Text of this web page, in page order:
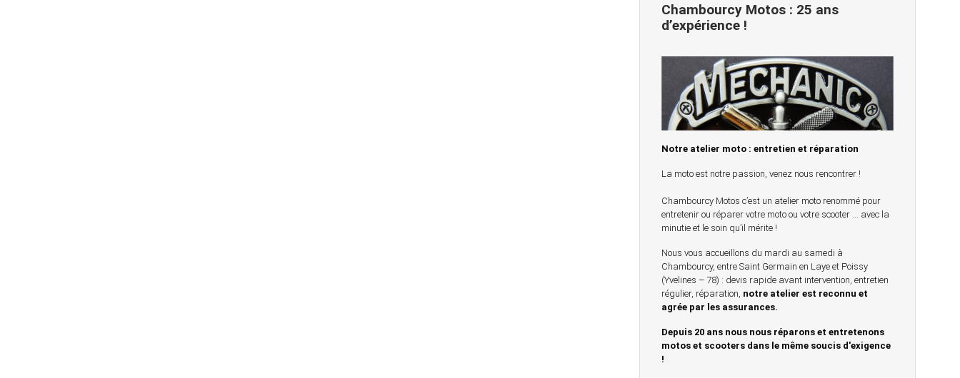
Chambourcy Motos : 25 ans
d’expérience !
Notre atelier moto : entretien et réparation
La moto est notre passion, venez nous rencontrer !
Chambourcy Motos c’est un atelier moto renommé pour
entretenir ou réparer votre moto ou votre scooter … avec la
minutie et le soin qu’il mérite !
Nous vous accueillons du mardi au samedi à
Chambourcy, entre Saint Germain en Laye et Poissy
(Yvelines – 78) : devis rapide avant intervention, entretien
régulier, réparation, notre atelier est reconnu et
agrée par les assurances.
Depuis 20 ans nous nous réparons et entretenons
motos et scooters dans le même soucis d'exigence
!